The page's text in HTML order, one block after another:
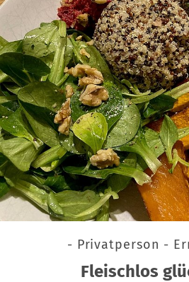
- Privatperson -
Fleischlos